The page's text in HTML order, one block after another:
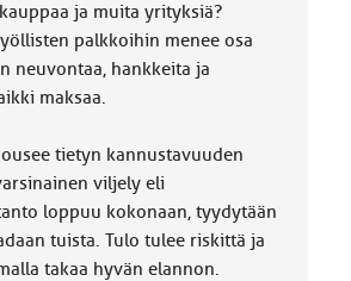
ja muita yrityksiä?
palkkoihin menee osa
neuvontaa, hankkeita ja
maksaa.
tietyn kannustavuuden
viljely eli
loppuu kokonaan, tyydytään
tuista. Tulo tulee riskittä ja
takaa hyvän elannon.